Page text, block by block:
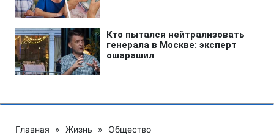
Главная » Жизнь » Общество